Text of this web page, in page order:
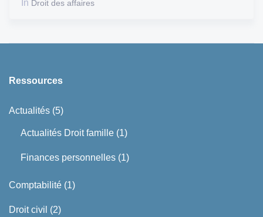
In Droit des affaires
Ressources
Actualités (5)
Actualités Droit famille (1)
Finances personnelles (1)
Comptabilité (1)
Droit civil (2)